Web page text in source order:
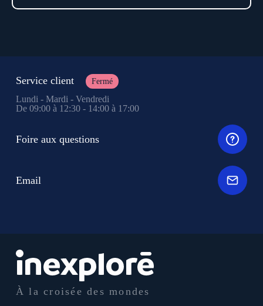
À la croisée des mondes
Service client Fermé
Lundi - Mardi - Vendredi
De 09:00 à 12:30 - 14:00 à 17:00
Foire aux questions
Email